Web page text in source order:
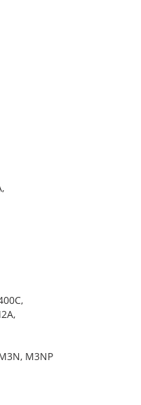
M3NP